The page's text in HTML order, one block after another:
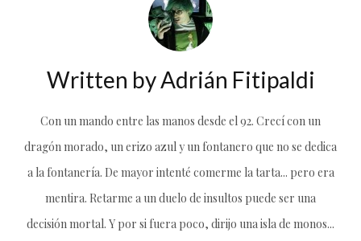
Written byAdrián Fitipaldi
Con un mando entre las manos desde el 92. Crecí con un
dragón morado, un erizo azul y un fontanero que no se dedica
a la fontanería. De mayor intenté comerme la tarta... pero era
mentira. Retarme a un duelo de insultos puede ser una
decisión mortal. Y por si fuera poco, dirijo una isla de monos...